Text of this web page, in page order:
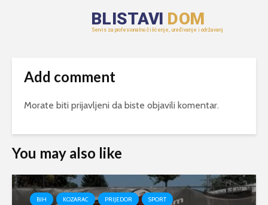
Add comment
Morate biti prijavljeni da biste objavili komentar.
You may also like
BIH KOZARAC PRIJEDOR SPORT